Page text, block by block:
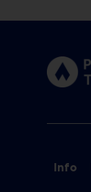
Info